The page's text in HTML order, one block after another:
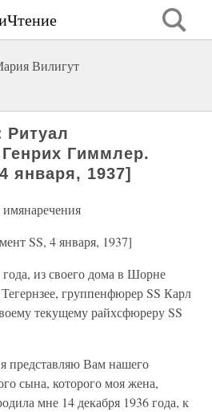
Вилигут
Ритуал
Гиммлер.
января, 1937]
SS, 4 января, 1937]
из своего дома в Шорне
группенфюрер SS Карл
текущему райхсфюреру SS
представляю Вам нашего
сына, которого моя жена,
мне 14 декабря 1936 года, к